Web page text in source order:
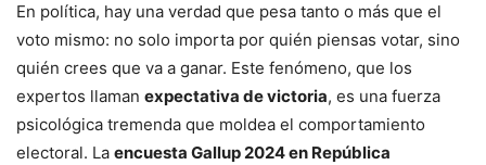
En política, hay una verdad que pesa tanto o más que el
voto mismo: no solo importa por quién piensas votar, sino
quién crees que va a ganar. Este fenómeno, que los
expertos llaman expectativa de victoria, es una fuerza
psicológica tremenda que moldea el comportamiento
electoral. La encuesta Gallup 2024 en República